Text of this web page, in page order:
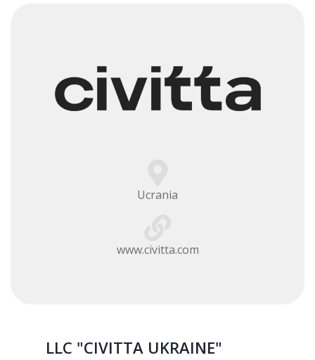
Ucrania
www.civitta.com
LLC "CIVITTA UKRAINE"